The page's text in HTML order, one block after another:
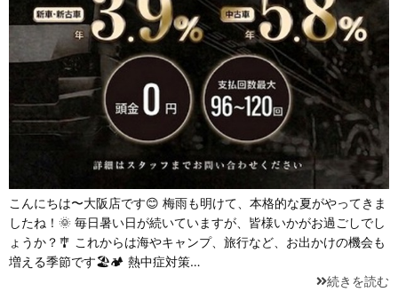
こんにちは〜大阪店です😊 梅雨も明けて、本格的な夏がやってきま
したね！🌞 毎日暑い日が続いていますが、皆様いかがお過ごしでし
ょうか？🎐 これからは海やキャンプ、旅行など、お出かけの機会も
増える季節です🏖️🏕️ 熱中症対策…
続きを読む